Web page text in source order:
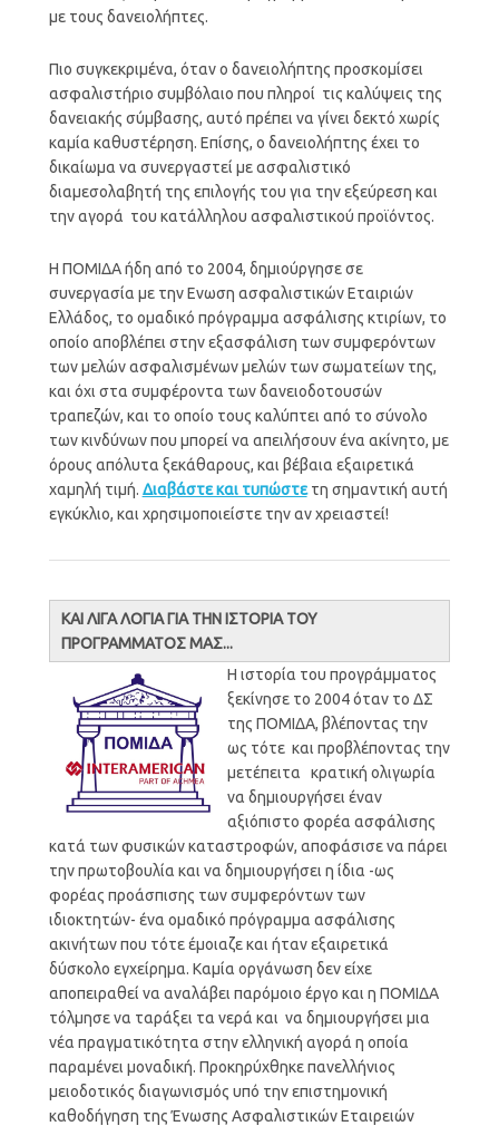
με τους δανειολήπτες.
Πιο συγκεκριμένα, όταν ο δανειολήπτης προσκομίσει
ασφαλιστήριο συμβόλαιο που πληροί τις καλύψεις της
δανειακής σύμβασης, αυτό πρέπει να γίνει δεκτό χωρίς
καμία καθυστέρηση. Επίσης, ο δανειολήπτης έχει το
δικαίωμα να συνεργαστεί με ασφαλιστικό
διαμεσολαβητή της επιλογής του για την εξεύρεση και
την αγορά του κατάλληλου ασφαλιστικού προϊόντος.
Η ΠΟΜΙΔΑ ήδη από το 2004, δημιούργησε σε
συνεργασία με την Ενωση ασφαλιστικών Εταιριών
Ελλάδος, το ομαδικό πρόγραμμα ασφάλισης κτιρίων, το
οποίο αποβλέπει στην εξασφάλιση των συμφερόντων
των μελών ασφαλισμένων μελών των σωματείων της,
και όχι στα συμφέροντα των δανειοδοτουσών
τραπεζών, και το οποίο τους καλύπτει από το σύνολο
των κινδύνων που μπορεί να απειλήσουν ένα ακίνητο, με
όρους απόλυτα ξεκάθαρους, και βέβαια εξαιρετικά
χαμηλή τιμή. Διαβάστε και τυπώστετη σημαντική αυτή
εγκύκλιο, και χρησιμοποιείστε την αν χρειαστεί!
ΚΑΙ ΛΙΓΑ ΛΟΓΙΑ ΓΙΑ ΤΗΝ ΙΣΤΟΡΙΑ ΤΟΥ
ΠΡΟΓΡΑΜΜΑΤΟΣ ΜΑΣ...
Η ιστορία του προγράμματος
ξεκίνησε το 2004 όταν το ΔΣ
της ΠΟΜΙΔΑ, βλέποντας την
ως τότε και προβλέποντας την
μετέπειτα κρατική ολιγωρία
να δημιουργήσει έναν
αξιόπιστο φορέα ασφάλισης
κατά των φυσικών καταστροφών, αποφάσισε να πάρει
την πρωτοβουλία και να δημιουργήσει η ίδια -ως
φορέας προάσπισης των συμφερόντων των
ιδιοκτητών- ένα ομαδικό πρόγραμμα ασφάλισης
ακινήτων που τότε έμοιαζε και ήταν εξαιρετικά
δύσκολο εγχείρημα. Καμία οργάνωση δεν είχε
αποπειραθεί να αναλάβει παρόμοιο έργο και η ΠΟΜΙΔΑ
τόλμησε να ταράξει τα νερά και να δημιουργήσει μια
νέα πραγματικότητα στην ελληνική αγορά η οποία
παραμένει μοναδική. Προκηρύχθηκε πανελλήνιος
μειοδοτικός διαγωνισμός υπό την επιστημονική
καθοδήγηση της Ένωσης Ασφαλιστικών Εταιρειών